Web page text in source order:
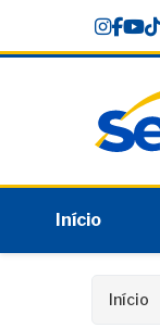
content
Início
Início